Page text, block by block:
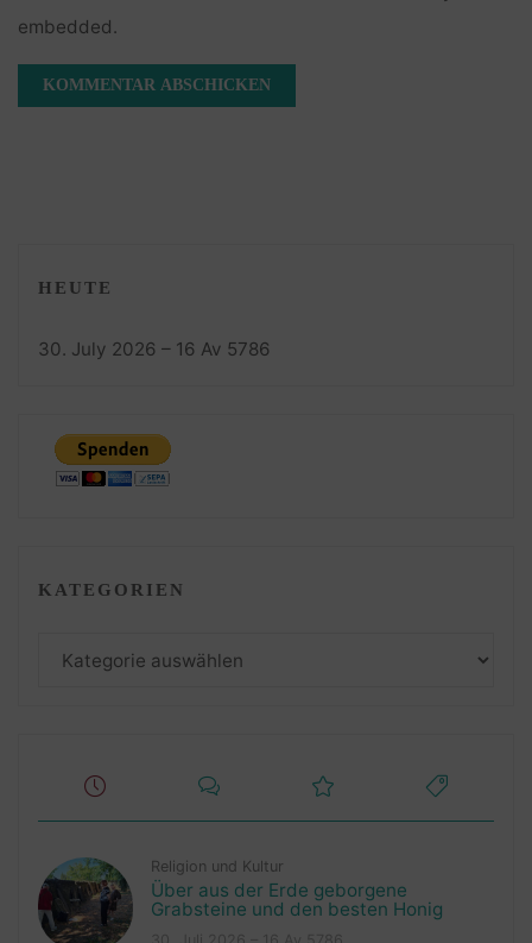
embedded.
HEUTE
30. July 2026 – 16 Av 5786
KATEGORIEN
Religion und Kultur
Über aus der Erde geborgene
Grabsteine und den besten Honig